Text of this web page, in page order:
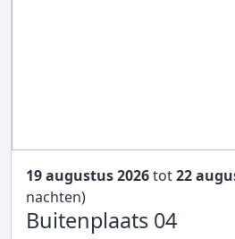
19 augustus 2026tot22
nachten)
Buitenplaats 04